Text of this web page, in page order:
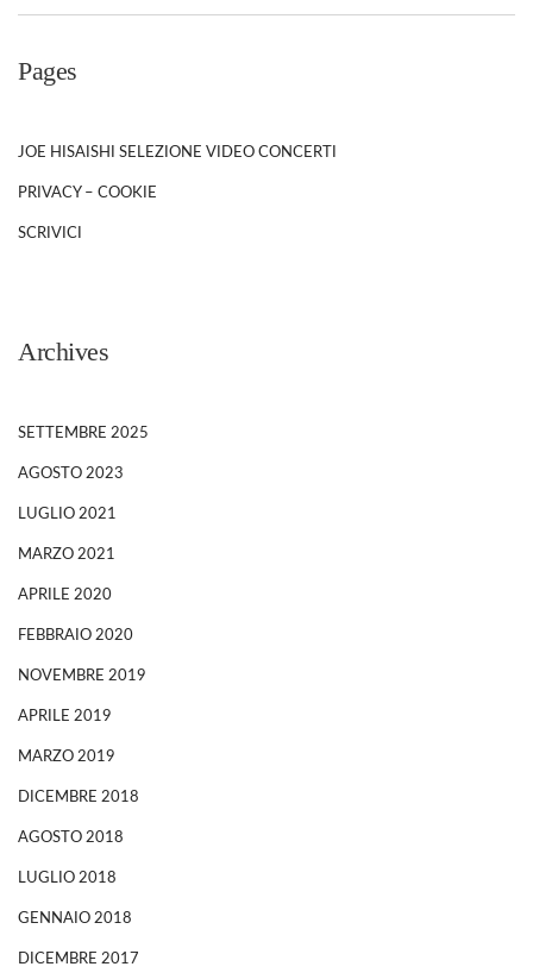
Pages
JOE HISAISHI SELEZIONE VIDEO CONCERTI
PRIVACY – COOKIE
SCRIVICI
Archives
SETTEMBRE 2025
AGOSTO 2023
LUGLIO 2021
MARZO 2021
APRILE 2020
FEBBRAIO 2020
NOVEMBRE 2019
APRILE 2019
MARZO 2019
DICEMBRE 2018
AGOSTO 2018
LUGLIO 2018
GENNAIO 2018
DICEMBRE 2017